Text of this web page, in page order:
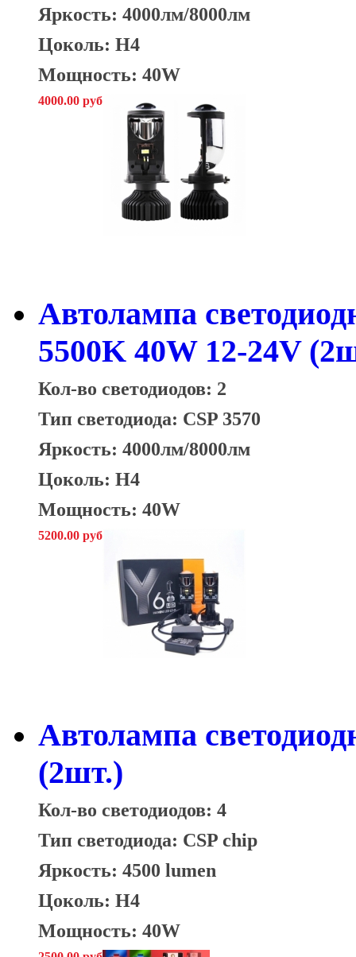
Яркость: 4000лм/8000лм
Цоколь: H4
Мощность: 40W
4000.00 руб
Автолампа
5500K 40W 12-24V
Кол-во светодиодов: 2
Тип светодиода: CSP 3570
Яркость: 4000лм/8000лм
Цоколь: H4
Мощность: 40W
5200.00 руб
Автолампа
(2шт.)
Кол-во светодиодов: 4
Тип светодиода: CSP chip
Яркость: 4500 lumen
Цоколь: H4
Мощность: 40W